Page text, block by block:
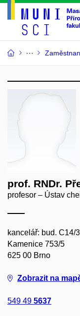
prof. RNDr.
profesor – Ústav
kancelář: bud. C14/
Kamenice 753/5
625 00 Brno
Zobrazit na
549 49 5637